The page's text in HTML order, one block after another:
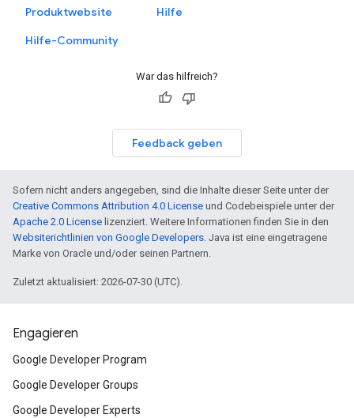
Produktwebsite
Hilfe
Hilfe-Community
War das hilfreich?
Feedback geben
Sofern nicht anders angegeben, sind die Inhalte dieser Seite unter der
Creative Commons Attribution 4.0 License und Codebeispiele unter der
Apache 2.0 License lizenziert. Weitere Informationen finden Sie in den
Websiterichtlinien von Google Developers. Java ist eine eingetragene
Marke von Oracle und/oder seinen Partnern.
Zuletzt aktualisiert: 2026-07-30 (UTC).
Engagieren
Google Developer Program
Google Developer Groups
Google Developer Experts